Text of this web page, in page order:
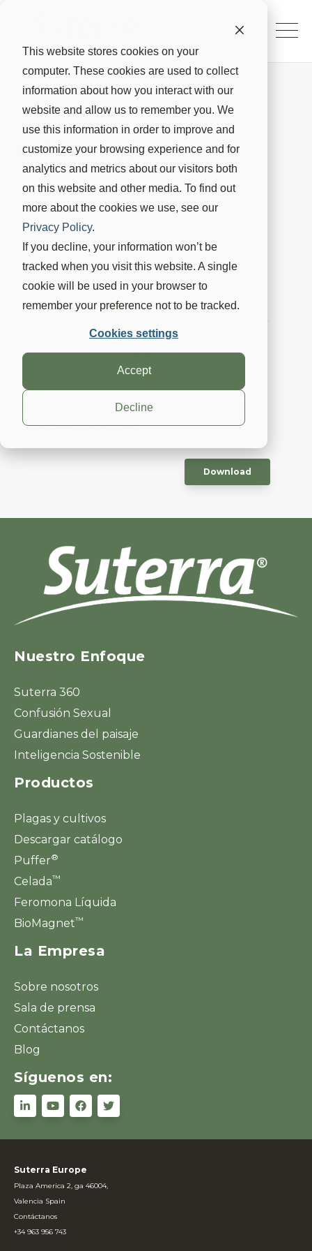
This website stores cookies on your
computer. These cookies are used to collect
information about how you interact with our
website and allow us to remember you. We
use this information in order to improve and
customize your browsing experience and for
analytics and metrics about our visitors both
on this website and other media. To find out
more about the cookies we use, see our
Privacy Policy.
If you decline, your information won’t be
tracked when you visit this website. A single
cookie will be used in your browser to
remember your preference not to be tracked.
Cookies settings
Accept
Decline
Informes
En cumplimiento de los requisitos de
divulgación pública país por país de la UE,
publicamos información fiscal y financiera de
las jurisdicciones en las que operamos. Los
informes disponibles se encuentran a
2025 CbCR Público - TWC_Suterra Europe -
English Version_signed
Download
Nuestro Enfoque
Suterra 360
Confusión Sexual
Guardianes del paisaje
Inteligencia Sostenible
Productos
Plagas y cultivos
Descargar catálogo
Puffer®
Celada™
Feromona Líquida
BioMagnet™
La Empresa
Sobre nosotros
Sala de prensa
Contáctanos
Blog
Síguenos en:
Suterra Europe
Plaza America 2, ga 46004,
Valencia Spain
Contáctanos
+34 963 956 743